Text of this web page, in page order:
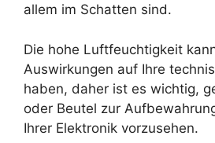
allem im Schatten sind.
Die hohe Luftfeuchtigkeit
Auswirkungen auf Ihre
haben, daher ist es wichtig,
oder Beutel zur
Ihrer Elektronik vorzusehen.